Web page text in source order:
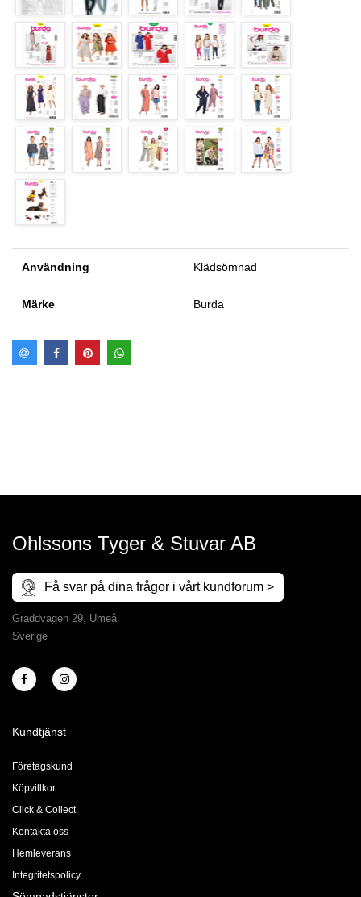
Användning Klädsömnad
Märke Burda
Ohlssons Tyger & Stuvar AB
Få svar på dina frågor i vårt kundforum >
Gräddvägen 29, Umeå
Sverige
Kundtjänst
Företagskund
Köpvillkor
Click & Collect
Kontakta oss
Hemleverans
Integritetspolicy